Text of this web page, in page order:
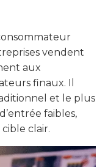
vendent
aux
finaux. Il
et le plus
faibles,
clair.